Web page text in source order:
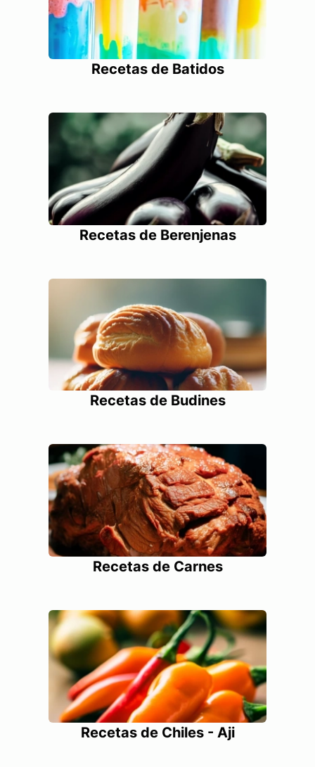
Recetas de Batidos
Recetas de Berenjenas
Recetas de Budines
Recetas de Carnes
Recetas de Chiles - Aji